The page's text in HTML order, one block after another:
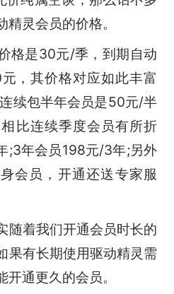
灵会员的价格。
格是30元/季，到期自动
，其价格对应如此丰富
续包半年会员是50元/半
比连续季度会员有所折
;3年会员198元/3年;另外
会员，开通还送专家服
随着我们开通会员时长的
果有长期使用驱动精灵需
通更久的会员。